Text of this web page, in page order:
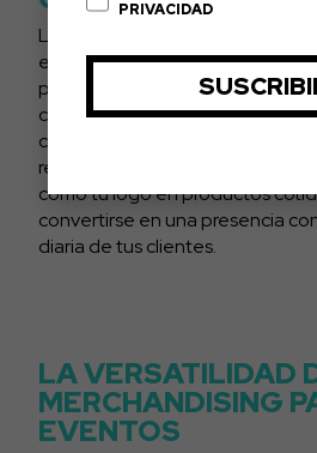
Los artículos promocionales
embajadores silenciosos de tu
presencia incluso después de
concluido. La visibilidad
conciencia de marca,
reconocimiento más amplio en tu
cómo tu logo en productos
convertirse en una presencia
diaria de tus clientes.
LA VERSATILIDAD
MERCHANDISING
EVENTOS
PRIVACIDAD